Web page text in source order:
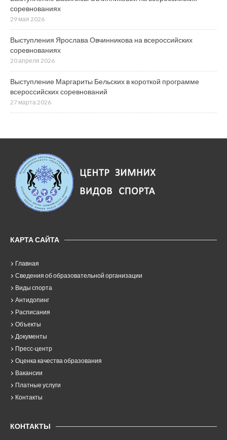
соревнованиях
29 мая 2026
Выступления Ярослава Овчинникова на всероссийских
соревнованиях
20 апреля 2026
Выступление Маргариты Бельских в короткой программе
всероссийских соревнований
27 марта 2026
КАРТА САЙТА
Главная
Сведения об образовательной организации
Виды спорта
Антидопинг
Расписания
Объекты
Документы
Пресс-центр
Оценка качества образования
Вакансии
Платные услуги
Контакты
КОНТАКТЫ